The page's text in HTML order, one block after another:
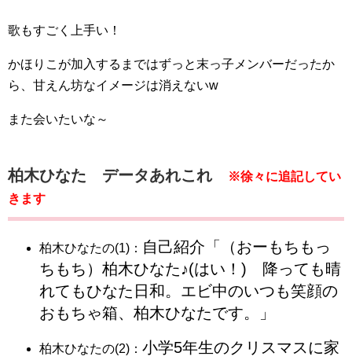
歌もすごく上手い！
かほりこが加入するまではずっと末っ子メンバーだったか
ら、甘えん坊なイメージは消えないw
また会いたいな～
柏木ひなた データあれこれ
※徐々に追記してい
きます
柏木ひなたの(1)： 自己紹介「（おーもちもっ
ちもち）柏木ひなた♪(はい！) 降っても晴
れてもひなた日和。エビ中のいつも笑顔の
おもちゃ箱、柏木ひなたです。」
柏木ひなたの(2)： 小学5年生のクリスマスに家